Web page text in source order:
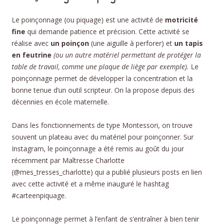
Le poinçonnage (ou piquage) est une activité de motricité
fine qui demande patience et précision. Cette activité se
réalise avec un poinçon (une aiguille à perforer) et un tapis
en feutrine (ou un autre matériel permettant de protéger la
table de travail, comme une plaque de liège par exemple). Le
poinçonnage permet de développer la concentration et la
bonne tenue d’un outil scripteur. On la propose depuis des
décennies en école maternelle.
Dans les fonctionnements de type Montessori, on trouve
souvent un plateau avec du matériel pour poinçonner. Sur
Instagram, le poinçonnage a été remis au goût du jour
récemment par Maîtresse Charlotte
(@mes_tresses_charlotte) qui a publié plusieurs posts en lien
avec cette activité et a même inauguré le hashtag
#carteenpiquage.
Le poinçonnage permet à l’enfant de s’entraîner à bien tenir